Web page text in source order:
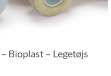
Bioplast – Legetøjs